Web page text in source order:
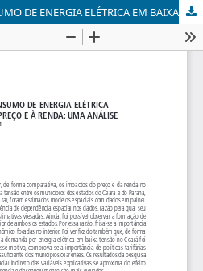
SENSIBILIDADE DO CONSUMO DE ENERGIA ELÉTRICA EM BAIXA TENSÃO AO PREÇO E À RENDA